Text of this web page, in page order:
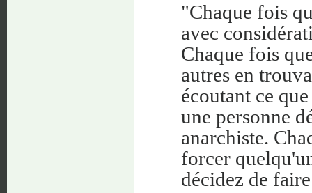
"Chaque fois
avec
Chaque fois
autres en
écoutant ce
une personne
anarchiste.
forcer
décidez de